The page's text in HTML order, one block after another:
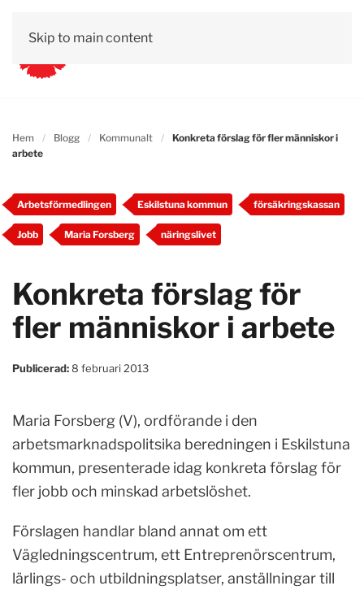
Skip to main content
Hem Blogg Kommunalt
Konkreta förslag för fler människor i
arbete
Arbetsförmedlingen Eskilstuna kommun försäkringskassan
Jobb Maria Forsberg näringslivet
Konkreta förslag för
fler människor i arbete
Publicerad:8 februari 2013
Maria Forsberg (V), ordförande i den
arbetsmarknadspolitsika beredningen i Eskilstuna
kommun, presenterade idag konkreta förslag för
fler jobb och minskad arbetslöshet.
Förslagen handlar bland annat om ett
Vägledningscentrum, ett Entreprenörscentrum,
lärlings- och utbildningsplatser, anställningar till